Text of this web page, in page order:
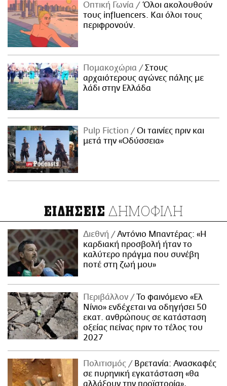
Οπτική Γωνία
Όλοι ακολουθούν
τους influencers. Και όλοι τους
περιφρονούν.
Πομακοχώρια
Στους
αρχαιότερους αγώνες πάλης με
λάδι στην Ελλάδα
Pulp Fiction
Οι ταινίες πριν και
μετά την «Οδύσσεια»
ΕΙΔΗΣΕΙΣ ΔΗΜΟΦΙΛΗ
Διεθνή
Αντόνιο Μπαντέρας: «Η
καρδιακή προσβολή ήταν το
καλύτερο πράγμα που συνέβη
ποτέ στη ζωή μου»
Περιβάλλον
Το φαινόμενο «Ελ
Νίνιο» ενδέχεται να οδηγήσει 50
εκατ. ανθρώπους σε κατάσταση
οξείας πείνας πριν το τέλος του
2027
Πολιτισμός
Βρετανία: Ανασκαφές
σε πυρηνική εγκατάσταση «θα
αλλάξουν την προϊστορία»,